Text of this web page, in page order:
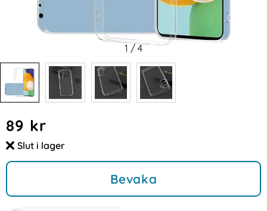
1 / 4
pris
89 kr
Tillgänglighet:
Slut i lager
Bevaka